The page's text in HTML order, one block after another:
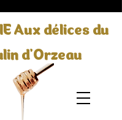
Aux délices du
d'Orzeau